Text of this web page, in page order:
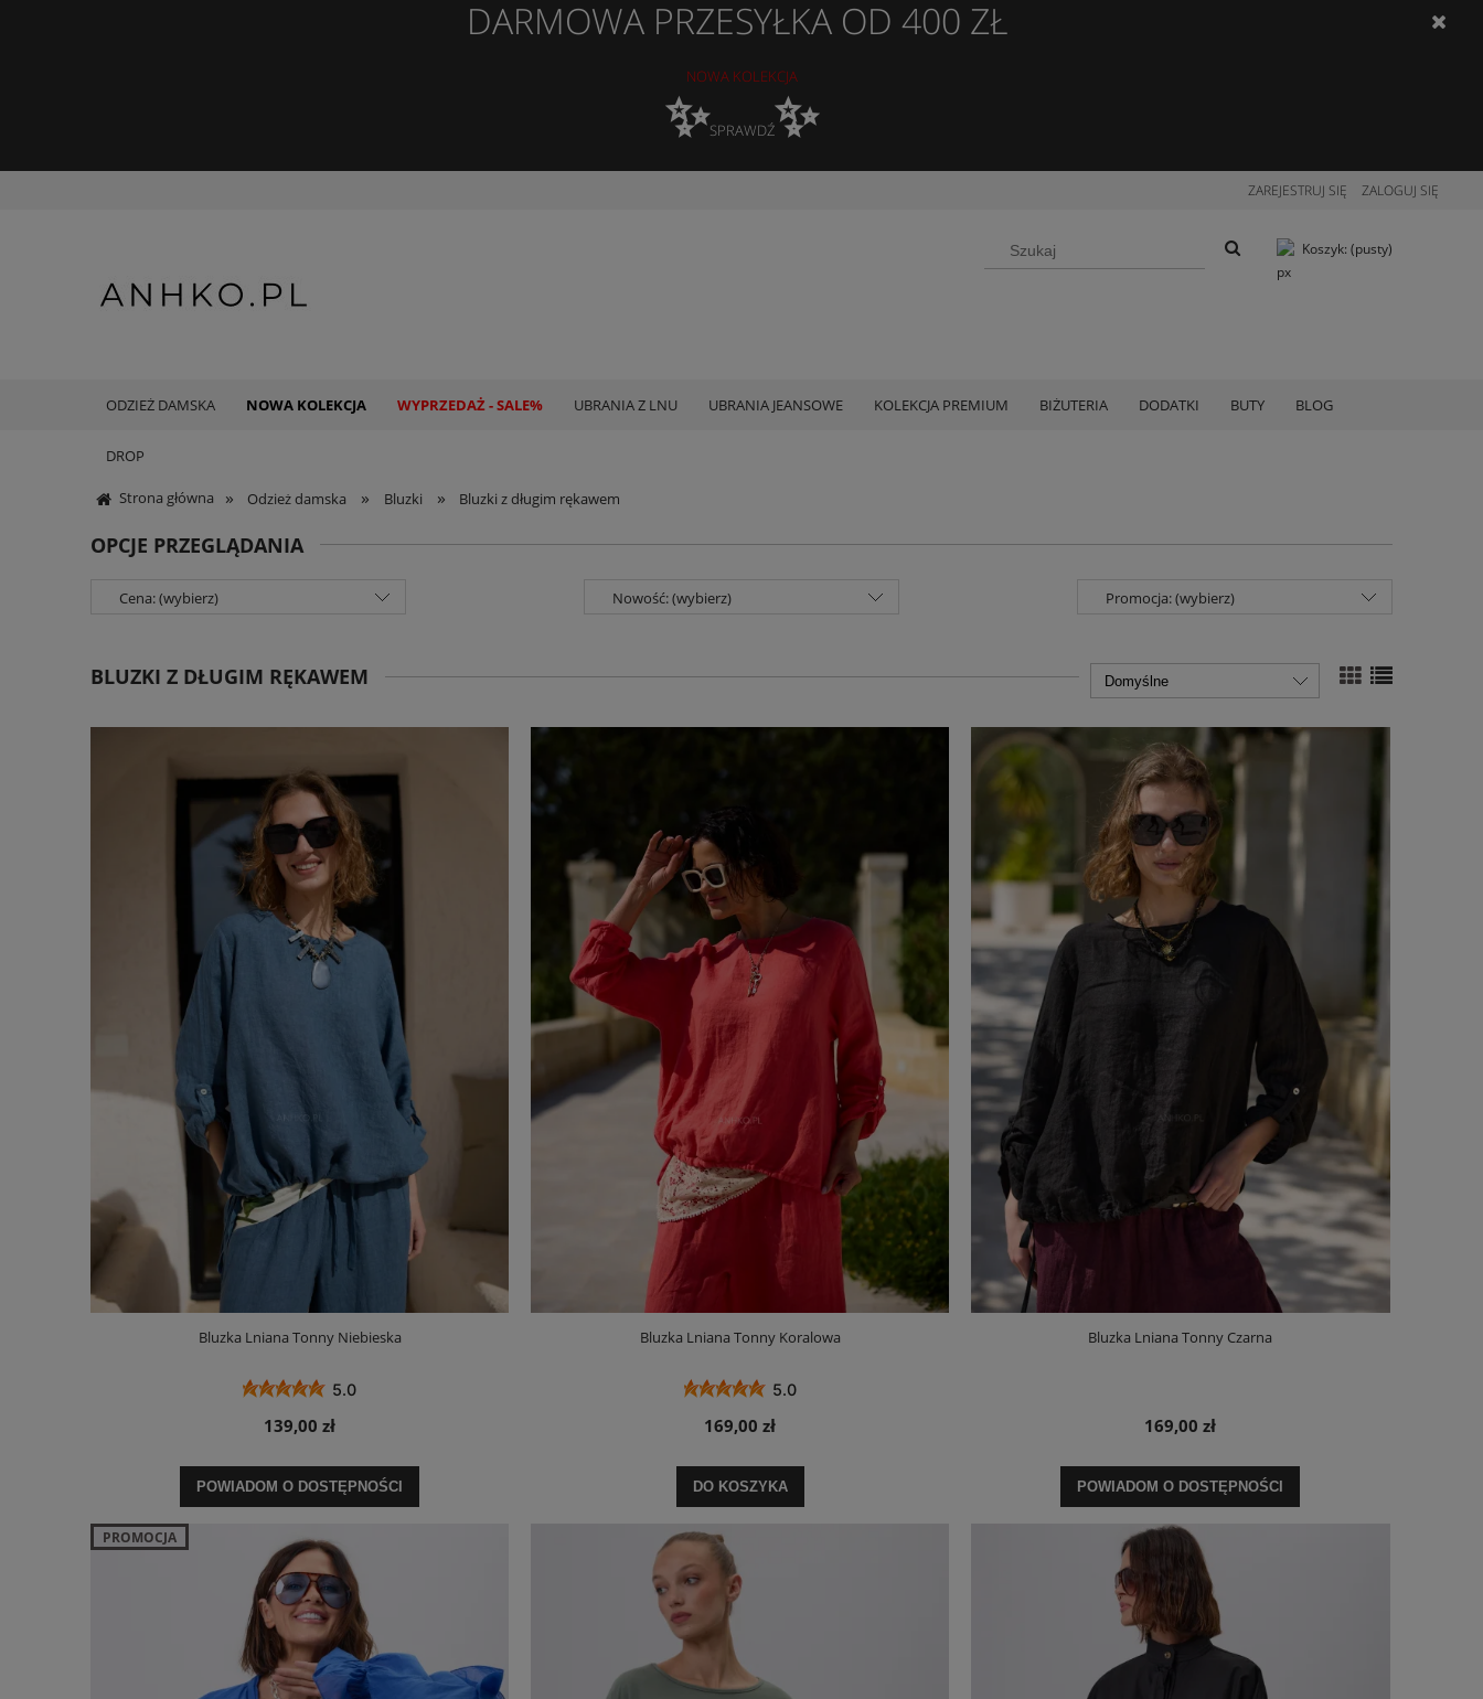
DARMOWA PRZESYŁKA OD 400 ZŁ
NOWA KOLEKCJA
✨SPRAWDŹ✨
ZAREJESTRUJ SIĘ ZALOGUJ SIĘ
Koszyk: (pusty)
ODZIEŻ DAMSKA NOWA KOLEKCJA WYPRZEDAŻ - SALE% UBRANIA Z LNU UBRANIA JEANSOWE KOLEKCJA PREMIUM BIŻUTERIA DODATKI BUTY BLOG
DROP
Strona główna » Odzież damska » Bluzki » Bluzki z długim rękawem
OPCJE PRZEGLĄDANIA
Cena: (wybierz) Nowość: (wybierz) Promocja: (wybierz)
BLUZKI Z DŁUGIM RĘKAWEM
Bluzka Lniana Tonny Niebieska
5.0
139,00 zł
POWIADOM O DOSTĘPNOŚCI
Bluzka Lniana Tonny Koralowa
5.0
169,00 zł
DO KOSZYKA
Bluzka Lniana Tonny Czarna
169,00 zł
POWIADOM O DOSTĘPNOŚCI
PROMOCJA